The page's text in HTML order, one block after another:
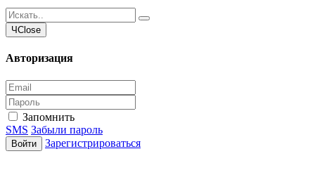
ЧClose
Авторизация
Запомнить
SMS Забыли пароль
Войти Зарегистрироваться